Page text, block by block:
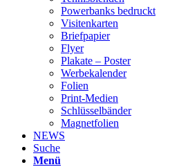
Powerbanks bedruckt
Visitenkarten
Briefpapier
Flyer
Plakate – Poster
Werbekalender
Folien
Print-Medien
Schlüsselbänder
Magnetfolien
NEWS
Suche
Menü